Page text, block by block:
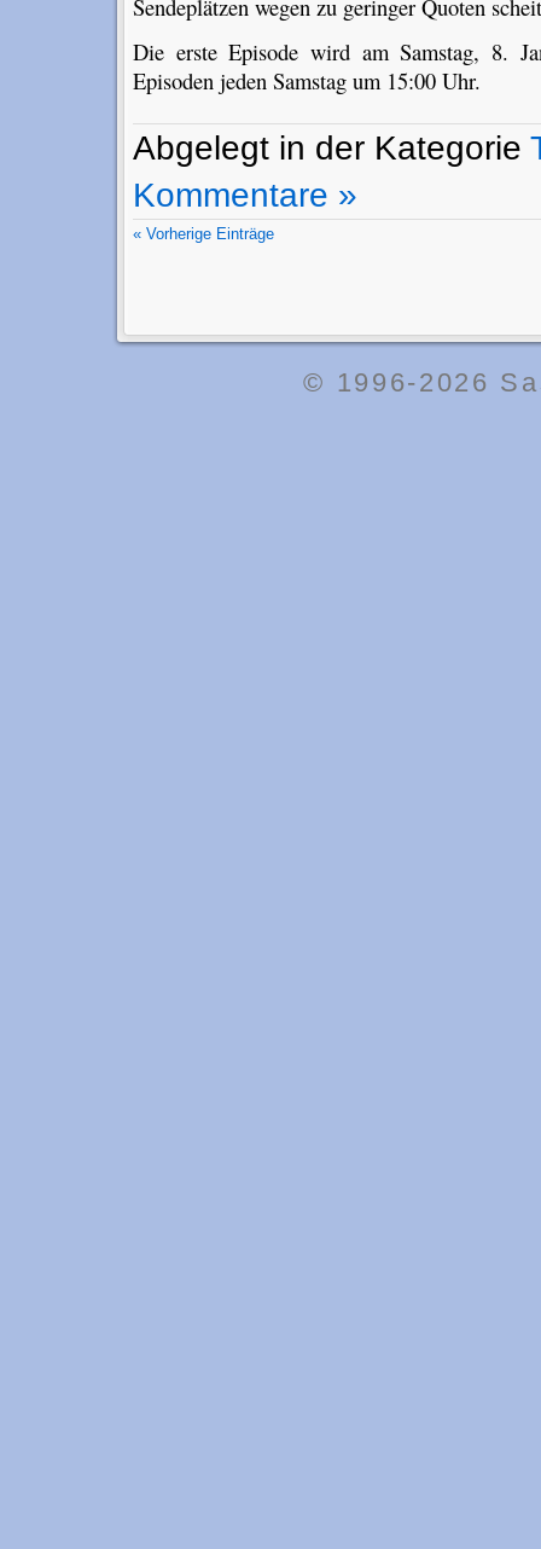
Sendeplätzen wegen zu geringer Quoten
Die erste Episode wird am Samstag, 8.
Episoden jeden Samstag um 15:00 Uhr.
Abgelegt in der Kategorie
Kommentare »
« Vorherige Einträge
© 1996-2026